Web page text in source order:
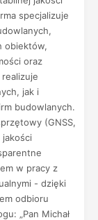
specjalizuje
obiektów,
oraz
jak i
budowlanych.
(GNSS,
w pracy z
- dzięki
odbioru
„Pan Michał